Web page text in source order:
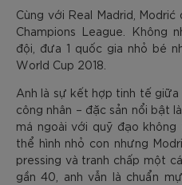
Cùng với Real Madrid,
Champions League. Không
đội, đưa 1 quốc gia nhỏ bé
World Cup 2018.
Anh là sự kết hợp tinh tế giữa
công nhân – đặc sản nổi bật
má ngoài với quỹ đạo
thể hình nhỏ con nhưng
pressing và tranh chấp một
gần 40, anh vẫn là chuẩn